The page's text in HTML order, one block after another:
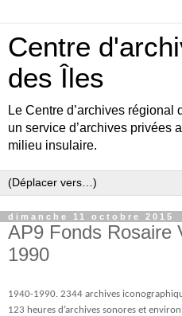
Centre
des Îles
Le Centre d’archives
un service d’archives privées
milieu insulaire.
dimanche 11 octobre 2015
AP9 Fonds Rosaire
1990
1940-1990. 2344 archives
123 heures d’archives sonores et